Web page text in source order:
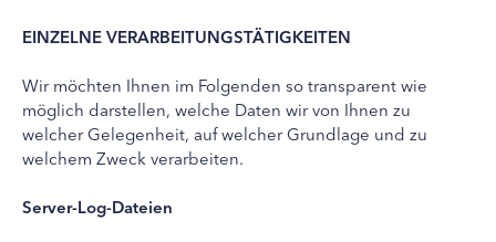
EINZELNE VERARBEITUNGSTÄTIGKEITEN
Wir möchten Ihnen im Folgenden so transparent wie
möglich darstellen, welche Daten wir von Ihnen zu
welcher Gelegenheit, auf welcher Grundlage und zu
welchem Zweck verarbeiten.
Server-Log-Dateien